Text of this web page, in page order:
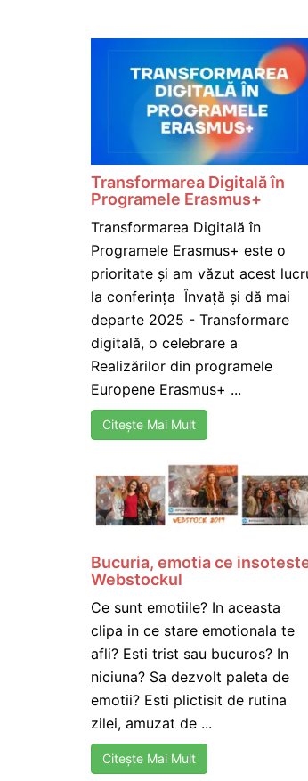
Transformarea Digitală în
Programele Erasmus+
Transformarea Digitală în
Programele Erasmus+ este o
prioritate și am văzut acest
la conferința Învață și dă mai
departe 2025 - Transformare
digitală, o celebrare a
Realizărilor din programele
Europene Erasmus+ ...
Citește Mai Mult
Bucuria, emotia ce
Webstockul
Ce sunt emotiile? In aceasta
clipa in ce stare emotionala te
afli? Esti trist sau bucuros? In
niciuna? Sa dezvolt paleta de
emotii? Esti plictisit de rutina
zilei, amuzat de ...
Citește Mai Mult